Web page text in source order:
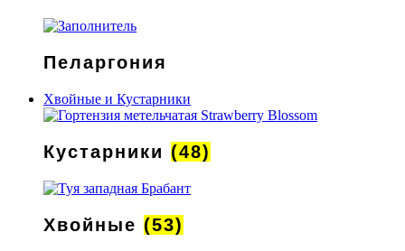
Пеларгония
Хвойные и Кустарники
Кустарники (48)
Хвойные (53)